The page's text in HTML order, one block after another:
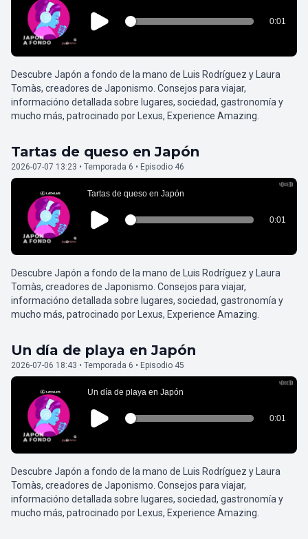
Descubre Japón a fondo de la mano de Luis Rodríguez y Laura
Tomàs, creadores de Japonismo. Consejos para viajar,
informacióno detallada sobre lugares, sociedad, gastronomía y
mucho más, patrocinado por Lexus, Experience Amazing.
Tartas de queso en Japón
2026-07-07 13:23 • Temporada 6 • Episodio 46
Descubre Japón a fondo de la mano de Luis Rodríguez y Laura
Tomàs, creadores de Japonismo. Consejos para viajar,
informacióno detallada sobre lugares, sociedad, gastronomía y
mucho más, patrocinado por Lexus, Experience Amazing.
Un día de playa en Japón
2026-07-06 18:43 • Temporada 6 • Episodio 45
Descubre Japón a fondo de la mano de Luis Rodríguez y Laura
Tomàs, creadores de Japonismo. Consejos para viajar,
informacióno detallada sobre lugares, sociedad, gastronomía y
mucho más, patrocinado por Lexus, Experience Amazing.